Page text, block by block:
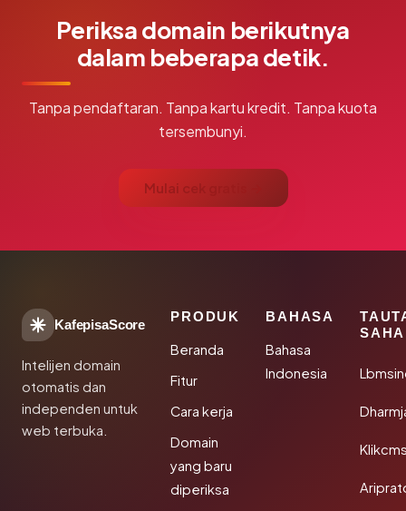
Periksa domain berikutnya
dalam beberapa detik.
Tanpa pendaftaran. Tanpa kartu kredit. Tanpa kuota
tersembunyi.
Mulai cek gratis →
KafepisaScore
Intelijen domain
otomatis dan
independen untuk
web terbuka.
PRODUK
Beranda
Fitur
Cara kerja
Domain
yang baru
diperiksa
BAHASA
Bahasa
Indonesia